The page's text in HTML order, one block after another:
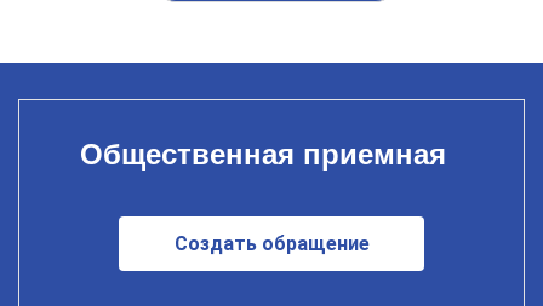
Общественная приемная
Создать обращение